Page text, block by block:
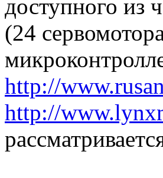
доступного из
(24
http://
http://